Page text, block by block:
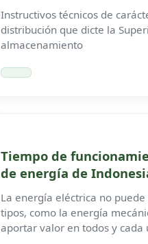
Instructivos técnicos de
distribución que dicte la
almacenamiento
Tiempo de
de energía de
La energía eléctrica no
tipos, como la energía
aportar valor en todos y cada